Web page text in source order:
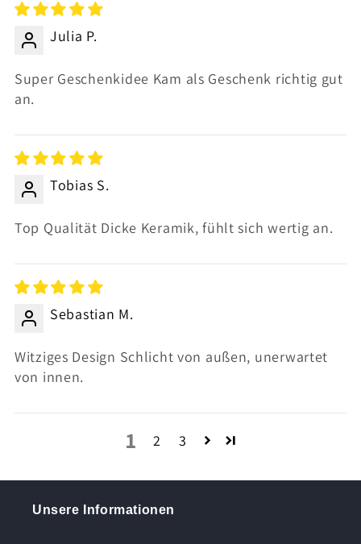
Julia P.
Super Geschenkidee Kam als Geschenk richtig gut
an.
Tobias S.
Top Qualität Dicke Keramik, fühlt sich wertig an.
Sebastian M.
Witziges Design Schlicht von außen, unerwartet
von innen.
1 2 3
Unsere Informationen